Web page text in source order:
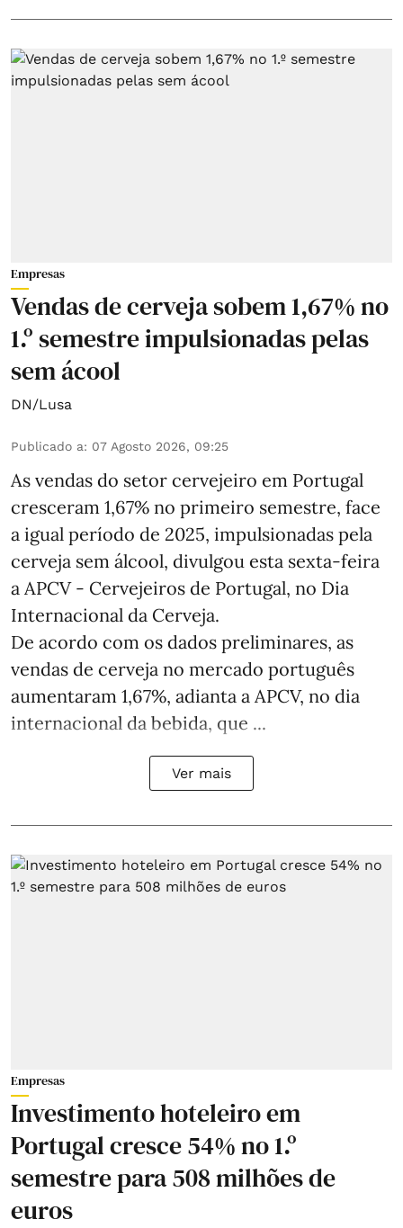
Empresas
Vendas de cerveja sobem 1,67% no
1.º semestre impulsionadas pelas
sem ácool
DN/Lusa
Publicado a: 07 Agosto 2026, 09:25
As vendas do setor cervejeiro em Portugal
cresceram 1,67% no primeiro semestre, face
a igual período de 2025, impulsionadas pela
cerveja sem álcool, divulgou esta sexta-feira
a APCV - Cervejeiros de Portugal, no Dia
Internacional da Cerveja.
De acordo com os dados preliminares, as
vendas de cerveja no mercado português
aumentaram 1,67%, adianta a APCV, no dia
internacional da bebida, que ...
Ver mais
Empresas
Investimento hoteleiro em
Portugal cresce 54% no 1.º
semestre para 508 milhões de
euros